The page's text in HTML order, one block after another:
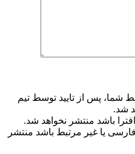
شما، پس از تایید توسط تیم
شد.
باشد منتشر نخواهد شد.
فارسی یا غیر مرتبط باشد منتشر